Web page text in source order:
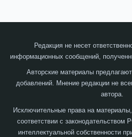
Редакция не несет
информационных сообщений,
Авторские материалы
добавлений. Мнение редакции не
автора.
Исключительные права на
соответствии с законодательством
интеллектуальной собственности